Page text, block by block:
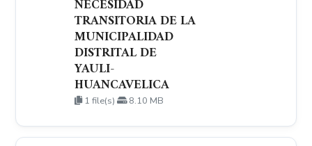
NECESIDAD
TRANSITORIA DE LA
MUNICIPALIDAD
DISTRITAL DE
YAULI-
HUANCAVELICA
1 file(s) 8.10 MB